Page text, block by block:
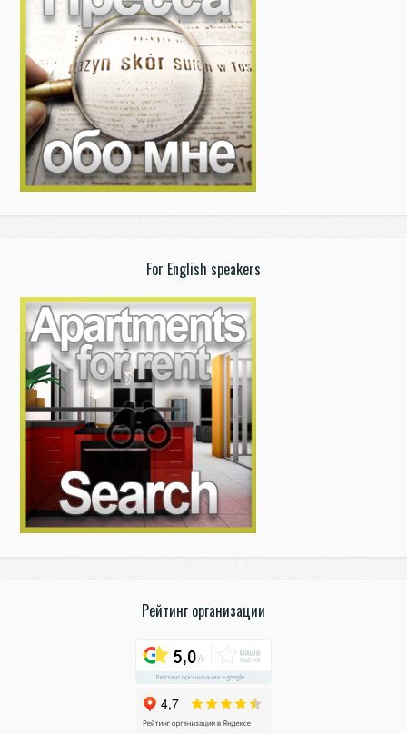
For English speakers
Рейтинг организации